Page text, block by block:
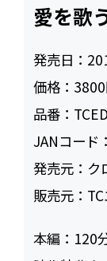
愛を歌
発売日：
価格：
品番：
JANコード
発売元： ク
販売元：
本編： 120